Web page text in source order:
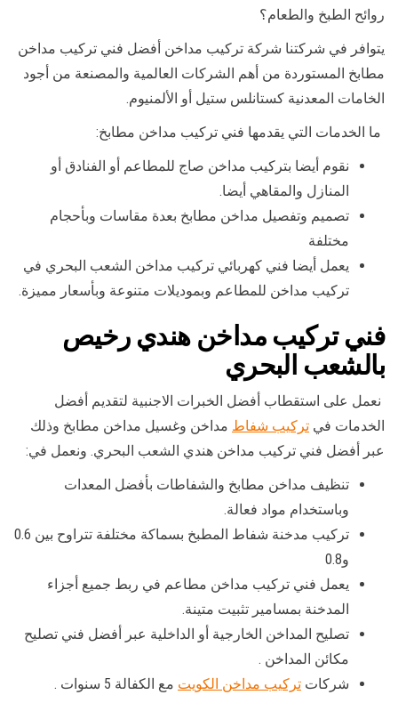
روائح الطبخ والطعام؟
يتوافر في شركتنا شركة تركيب مداخن أفضل فني تركيب مداخن
مطابخ المستوردة من أهم الشركات العالمية والمصنعة من أجود
الخامات المعدنية كستانلس ستيل أو الألمنيوم.
ما الخدمات التي يقدمها فني تركيب مداخن مطابخ:
نقوم أيضا بتركيب مداخن صاج للمطاعم أو الفنادق أو
المنازل والمقاهي أيضا.
تصميم وتفصيل مداخن مطابخ بعدة مقاسات وبأحجام
مختلفة
يعمل أيضا فني كهربائي تركيب مداخن الشعب البحري في
تركيب مداخن للمطاعم وبموديلات متنوعة وبأسعار مميزة.
فني تركيب مداخن هندي رخيص
بالشعب البحري
نعمل على استقطاب أفضل الخبرات الاجنبية لتقديم أفضل
الخدمات في تركيب شفاط مداخن وغسيل مداخن مطابخ وذلك
عبر أفضل فني تركيب مداخن هندي الشعب البحري. ونعمل في:
تنظيف مداخن مطابخ والشفاطات بأفضل المعدات
وباستخدام مواد فعالة.
تركيب مدخنة شفاط المطبخ بسماكة مختلفة تتراوح بين 0.6
و0.8
يعمل فني تركيب مداخن مطاعم في ربط جميع أجزاء
المدخنة بمسامير تثبيت متينة.
تصليح المداخن الخارجية أو الداخلية عبر أفضل فني تصليح
مكائن المداخن .
شركات تركيب مداخن الكويت مع الكفالة 5 سنوات .